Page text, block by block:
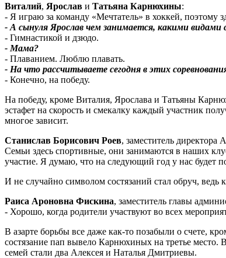
Виталий, Ярослав и Татьяна Карнюхины:
- Я играю за команду «Мечтатель» в хоккей, поэтому
- А сынуля Ярослав чем занимается, какими видами
- Гимнастикой и дзюдо.
- Мама?
- Плаванием. Люблю плавать.
- На что рассчитываете сегодня в этих
- Конечно, на победу.
На победу, кроме Виталия, Ярослава и Татьяны
эстафет на скорость и смекалку каждый участник
многое зависит.
Станислав Борисович Роев, заместитель
Семьи здесь спортивные, они занимаются в наших
участие. Я думаю, что на следующий год у нас будет
И не случайно символом состязаний стал обруч, ведь
Раиса Ароновна Фискина, заместитель главы
- Хорошо, когда родители участвуют во всех
В азарте борьбы все даже как-то позабыли о счете,
состязание пап вывело Карнюхиных на третье
семей стали два Алексея и Наталья Дмитриевы.